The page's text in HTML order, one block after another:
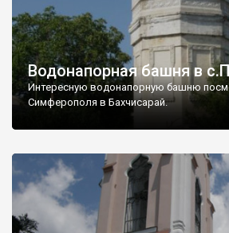
Водонапорная башня в
Интересную водонапорную башню
Симферополя в Бахчисарай.